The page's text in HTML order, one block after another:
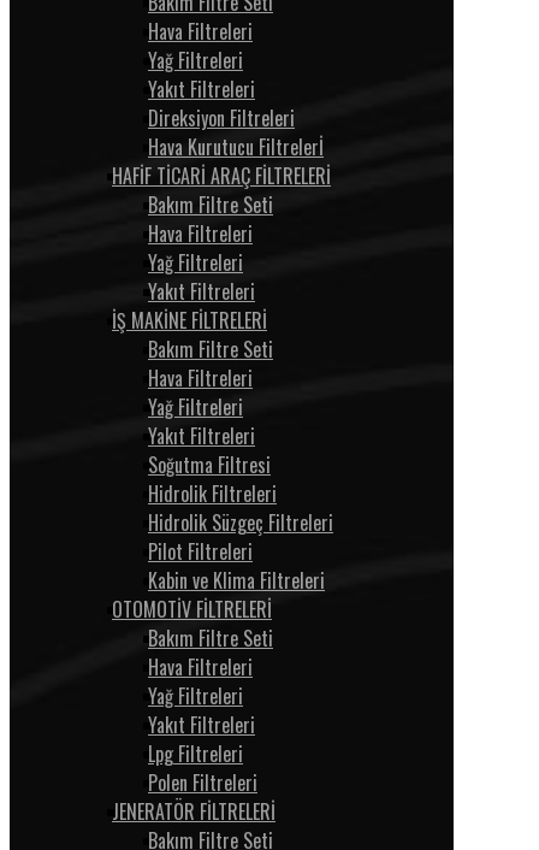
Hava Filtreleri
Yağ Filtreleri
Yakıt Filtreleri
Direksiyon Filtreleri
Hava Kurutucu Filtrelerİ
HAFİF TİCARİ ARAÇ FİLTRELERİ
Bakım Filtre Seti
Hava Filtreleri
Yağ Filtreleri
Yakıt Filtreleri
İŞ MAKİNE FİLTRELERİ
Bakım Filtre Seti
Hava Filtreleri
Yağ Filtreleri
Yakıt Filtreleri
Soğutma Filtresi
Hidrolik Filtreleri
Hidrolik Süzgeç Filtreleri
Pilot Filtreleri
Kabin ve Klima Filtreleri
OTOMOTİV FİLTRELERİ
Bakım Filtre Seti
Hava Filtreleri
Yağ Filtreleri
Yakıt Filtreleri
Lpg Filtreleri
Polen Filtreleri
JENERATÖR FİLTRELERİ
Bakım Filtre Seti